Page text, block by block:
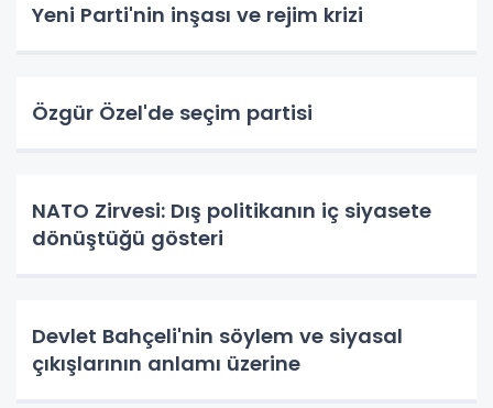
Yeni Parti'nin inşası ve rejim krizi
Özgür Özel'de seçim partisi
NATO Zirvesi: Dış politikanın iç siyasete
dönüştüğü gösteri
Devlet Bahçeli'nin söylem ve siyasal
çıkışlarının anlamı üzerine